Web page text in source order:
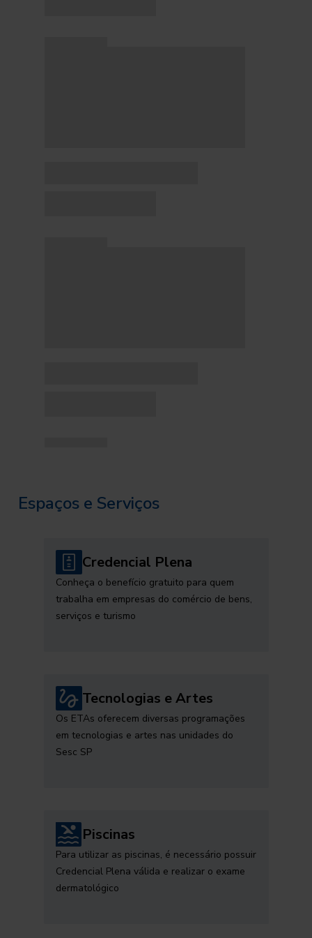
Espaços e Serviços
Credencial Plena
Conheça o benefício gratuito para quem
trabalha em empresas do comércio de bens,
serviços e turismo
Tecnologias e Artes
Os ETAs oferecem diversas programações
em tecnologias e artes nas unidades do
Sesc SP
Piscinas
Para utilizar as piscinas, é necessário possuir
Credencial Plena válida e realizar o exame
dermatológico